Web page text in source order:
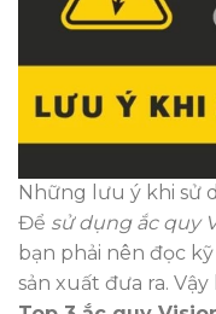
Những lưu ý khi sử
Để sử dụng ắc quy
bạn phải nên đọc
sản xuất đưa ra.